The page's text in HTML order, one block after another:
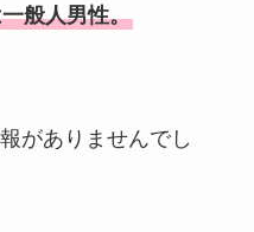
般人男性。
がありませんでし